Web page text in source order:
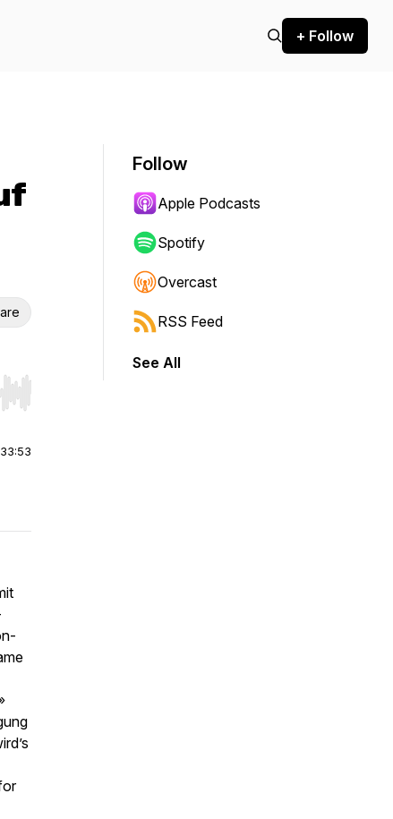
+ Follow
Hold shift to jump forward or backward.
33:53
Follow
Apple Podcasts
Spotify
Overcast
RSS Feed
See All